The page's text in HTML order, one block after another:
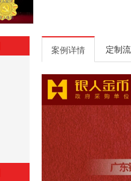
案例详情 定制